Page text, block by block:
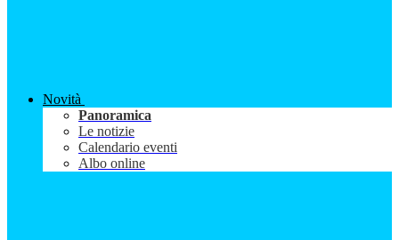
Novità
Panoramica
Le notizie
Calendario eventi
Albo online